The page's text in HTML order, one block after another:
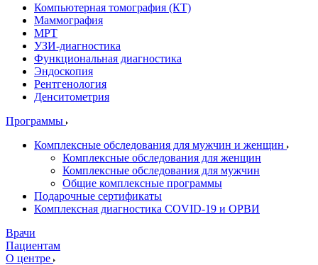
Компьютерная томография (КТ)
Маммография
МРТ
УЗИ-диагностика
Функциональная диагностика
Эндоскопия
Рентгенология
Денситометрия
Программы
Комплексные обследования для мужчин и женщин
Комплексные обследования для женщин
Комплексные обследования для мужчин
Общие комплексные программы
Подарочные сертификаты
Комплексная диагностика COVID-19 и ОРВИ
Врачи
Пациентам
О центре